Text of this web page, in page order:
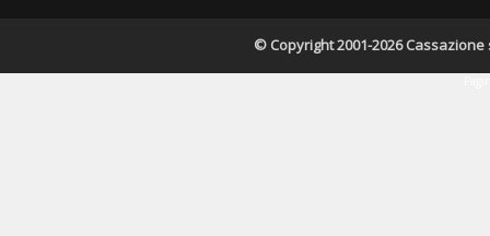
© Copyright 2001-2026 Cassazione